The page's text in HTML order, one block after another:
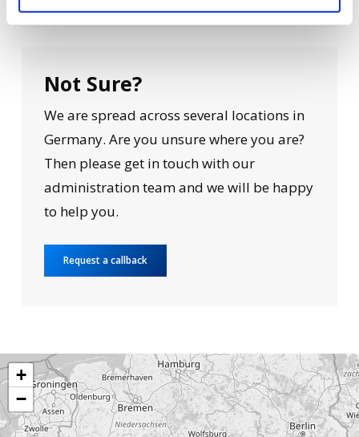
Not Sure?
We are spread across several locations in
Germany. Are you unsure where you are?
Then please get in touch with our
administration team and we will be happy
to help you.
Request a callback
+
−